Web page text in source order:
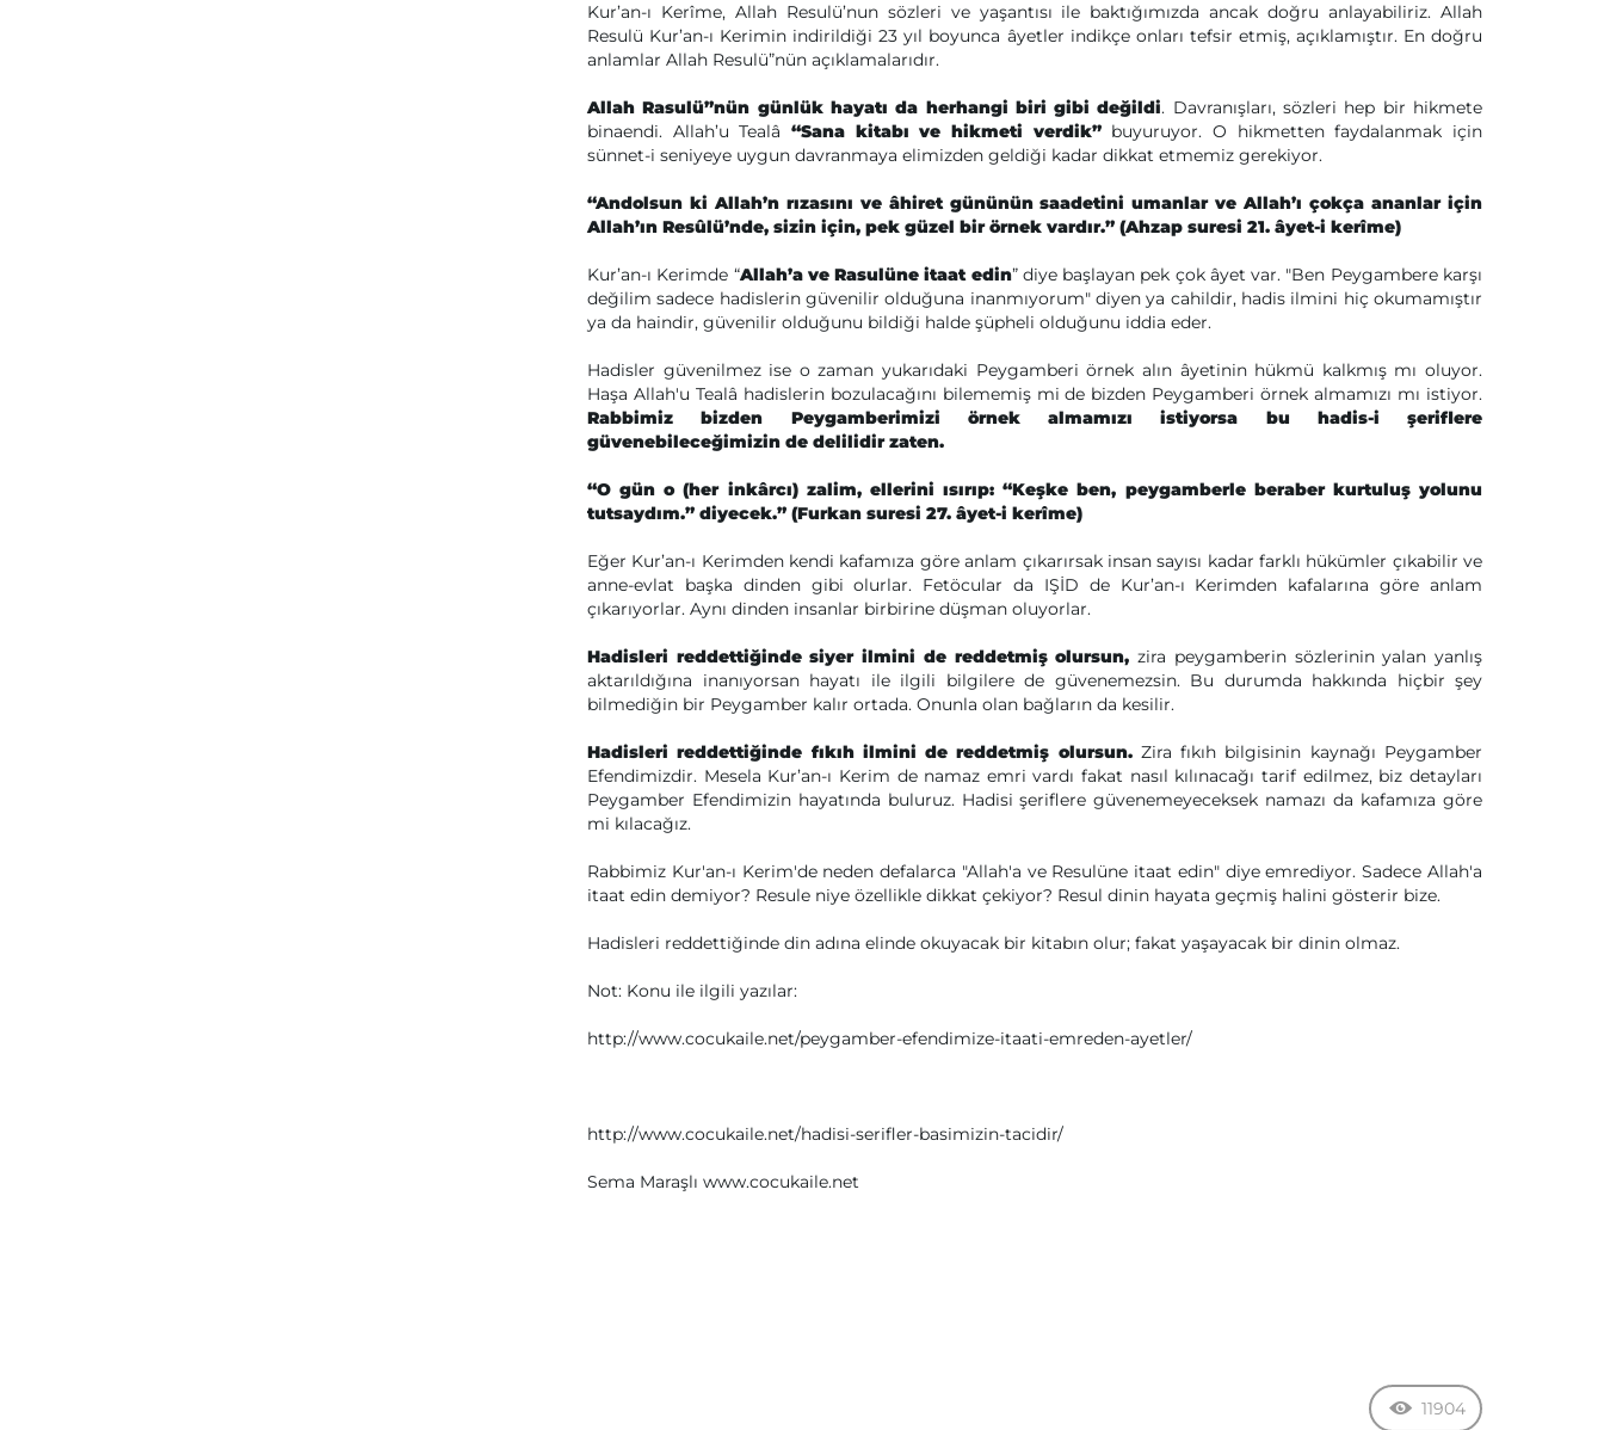
Kur’an-ı Kerîme, Allah Resulü’nun sözleri ve yaşantısı ile baktığımızda ancak doğru anlayabiliriz. Allah
Resulü Kur’an-ı Kerimin indirildiği 23 yıl boyunca âyetler indikçe onları tefsir etmiş, açıklamıştır. En doğru
anlamlar Allah Resulü”nün açıklamalarıdır.
Allah Rasulü”nün günlük hayatı da herhangi biri gibi değildi. Davranışları, sözleri hep bir hikmete
binaendi. Allah’u Tealâ “Sana kitabı ve hikmeti verdik”buyuruyor. O hikmetten faydalanmak için
sünnet-i seniyeye uygun davranmaya elimizden geldiği kadar dikkat etmemiz gerekiyor.
“Andolsun ki Allah’n rızasını ve âhiret gününün saadetini umanlar ve Allah’ı çokça ananlar için
Allah’ın Resûlü’nde, sizin için, pek güzel bir örnek vardır.” (Ahzap suresi 21. âyet-i kerîme)
Kur’an-ı Kerimde “Allah’a ve Rasulüne itaat edin” diye başlayan pek çok âyet var. "Ben Peygambere karşı
değilim sadece hadislerin güvenilir olduğuna inanmıyorum" diyen ya cahildir, hadis ilmini hiç okumamıştır
ya da haindir, güvenilir olduğunu bildiği halde şüpheli olduğunu iddia eder.
Hadisler güvenilmez ise o zaman yukarıdaki Peygamberi örnek alın âyetinin hükmü kalkmış mı oluyor.
Haşa Allah'u Tealâ hadislerin bozulacağını bilememiş mi de bizden Peygamberi örnek almamızı mı istiyor.
Rabbimiz bizden Peygamberimizi örnek almamızı istiyorsa bu hadis-i şeriflere
güvenebileceğimizin de delilidir zaten.
“O gün o (her inkârcı) zalim, ellerini ısırıp: “Keşke ben, peygamberle beraber kurtuluş yolunu
tutsaydım.” diyecek.” (Furkan suresi 27. âyet-i kerîme)
Eğer Kur’an-ı Kerimden kendi kafamıza göre anlam çıkarırsak insan sayısı kadar farklı hükümler çıkabilir ve
anne-evlat başka dinden gibi olurlar. Fetöcular da IŞİD de Kur’an-ı Kerimden kafalarına göre anlam
çıkarıyorlar. Aynı dinden insanlar birbirine düşman oluyorlar.
Hadisleri reddettiğinde siyer ilmini de reddetmiş olursun, zira peygamberin sözlerinin yalan yanlış
aktarıldığına inanıyorsan hayatı ile ilgili bilgilere de güvenemezsin. Bu durumda hakkında hiçbir şey
bilmediğin bir Peygamber kalır ortada. Onunla olan bağların da kesilir.
Hadisleri reddettiğinde fıkıh ilmini de reddetmiş olursun.Zira fıkıh bilgisinin kaynağı Peygamber
Efendimizdir. Mesela Kur’an-ı Kerim de namaz emri vardı fakat nasıl kılınacağı tarif edilmez, biz detayları
Peygamber Efendimizin hayatında buluruz. Hadisi şeriflere güvenemeyeceksek namazı da kafamıza göre
mi kılacağız.
Rabbimiz Kur'an-ı Kerim'de neden defalarca "Allah'a ve Resulüne itaat edin" diye emrediyor. Sadece Allah'a
itaat edin demiyor? Resule niye özellikle dikkat çekiyor? Resul dinin hayata geçmiş halini gösterir bize.
Hadisleri reddettiğinde din adına elinde okuyacak bir kitabın olur; fakat yaşayacak bir dinin olmaz.
Not: Konu ile ilgili yazılar:
http://www.cocukaile.net/peygamber-efendimize-itaati-emreden-ayetler/
http://www.cocukaile.net/hadisi-serifler-basimizin-tacidir/
Sema Maraşlı www.cocukaile.net
11904